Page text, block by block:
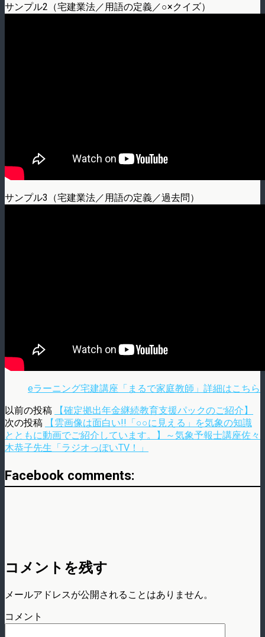
サンプル2（宅建業法／用語の定義／○×クイズ）
サンプル3（宅建業法／用語の定義／過去問）
eラーニング宅建講座「まるで家庭教師」詳細はこちら
以前の投稿
【確定拠出年金継続教育支援パックのご紹介】
次の投稿
【雲画像は面白い!!「○○に見える」を気象の知識
とともに動画でご紹介しています。】～気象予報士講座佐々
木恭子先生「ラジオっぽいTV！」
Facebook comments:
コメントを残す
メールアドレスが公開されることはありません。
コメント